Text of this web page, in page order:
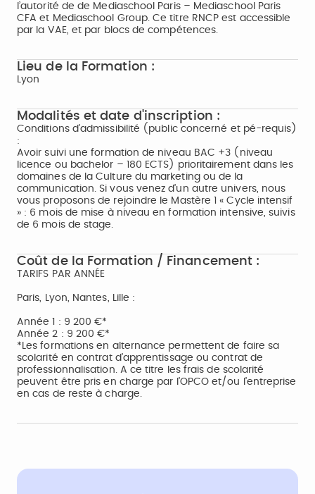
l’autorité de de Mediaschool Paris – Mediaschool Paris
CFA et Mediaschool Group. Ce titre RNCP est accessible
par la VAE, et par blocs de compétences.
Lieu de la Formation :
Lyon
Modalités et date d'inscription :
Conditions d'admissibilité (public concerné et pé-requis)
:
Avoir suivi une formation de niveau BAC +3 (niveau
licence ou bachelor – 180 ECTS) prioritairement dans les
domaines de la Culture du marketing ou de la
communication. Si vous venez d’un autre univers, nous
vous proposons de rejoindre le Mastère 1 « Cycle intensif
» : 6 mois de mise à niveau en formation intensive, suivis
de 6 mois de stage.
Coût de la Formation / Financement :
TARIFS PAR ANNÉE
Paris, Lyon, Nantes, Lille :
Année 1 : 9 200 €*
Année 2 : 9 200 €*
*Les formations en alternance permettent de faire sa
scolarité en contrat d’apprentissage ou contrat de
professionnalisation. A ce titre les frais de scolarité
peuvent être pris en charge par l’OPCO et/ou l’entreprise
en cas de reste à charge.